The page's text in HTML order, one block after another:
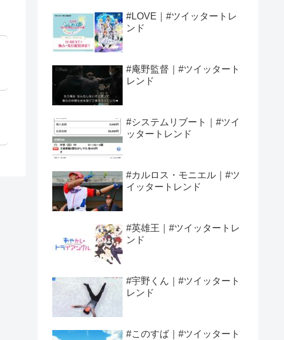
#LOVE｜#ツイッタートレ
ンド
#庵野監督｜#ツイッタート
レンド
#システムリブート｜#ツイ
ッタートレンド
#カルロス・モニエル｜#ツ
イッタートレンド
#英雄王｜#ツイッタートレ
ンド
#宇野くん｜#ツイッタート
レンド
#このすば｜#ツイッタート